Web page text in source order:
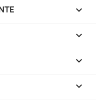



keyboard_arrow_down